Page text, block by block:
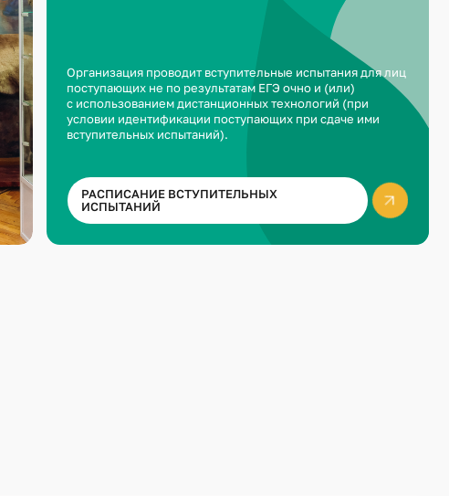
Организация проводит вступительные испытания для лиц
поступающих не по результатам ЕГЭ очно и (или)
с использованием дистанционных технологий (при
условии идентификации поступающих при сдаче ими
вступительных испытаний).
РАСПИСАНИЕ ВСТУПИТЕЛЬНЫХ
ИСПЫТАНИЙ